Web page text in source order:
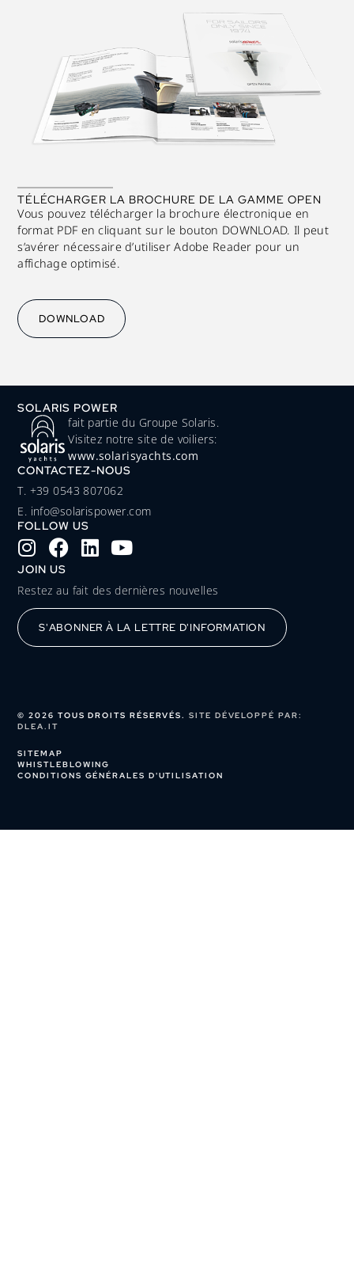
TÉLÉCHARGER LA BROCHURE DE LA GAMME OPEN
Vous pouvez télécharger la brochure électronique en
format PDF en cliquant sur le bouton DOWNLOAD. Il peut
s’avérer nécessaire d’utiliser Adobe Reader pour un
affichage optimisé.
DOWNLOAD
SOLARIS POWER
fait partie du Groupe Solaris.
Visitez notre site de voiliers:
www.solarisyachts.com
CONTACTEZ-NOUS
‭T. +39 0543 807062‬
E. info@solarispower.com
FOLLOW US
JOIN US
Restez au fait des dernières nouvelles
S'ABONNER À LA LETTRE D'INFORMATION
© 2026 TOUS DROITS RÉSERVÉS.SITE DÉVELOPPÉ PAR:
DLEA.IT
SITEMAP
WHISTLEBLOWING
CONDITIONS GÉNÉRALES D'UTILISATION